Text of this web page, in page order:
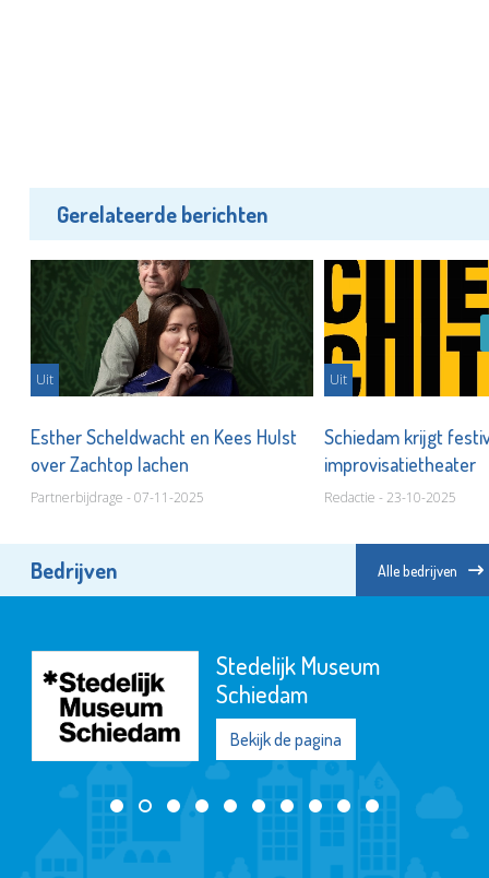
Gerelateerde berichten
Uit
Esther Scheldwacht en Kees Hulst
over Zachtop lachen
Partnerbijdrage - 07-11-2025
Uit
Schiedam krijgt
improvisatietheater
Redactie - 23-10-2025
Bedrijven Alle bedrijven
Stedelijk Museum
Schiedam
Bekijk de pagina